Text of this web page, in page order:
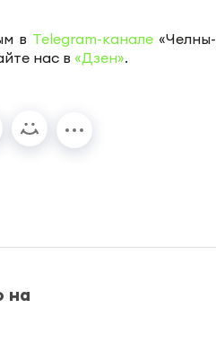
в Telegram-канале «Челны-
нас в «Дзен».
на